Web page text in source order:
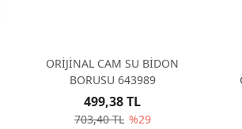
ORİJİNAL CAM SU BİDON
BORUSU 643989
703,40 TL %29
499,38 TL